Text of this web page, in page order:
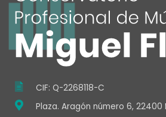
o
k
-
f
r
a
m
CIF: Q-2268118-C
Plaza. Aragón número 6, 22400